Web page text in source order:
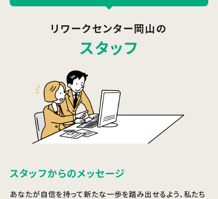
リワークセンター岡山の
スタッフ
スタッフからのメッセージ
あなたが自信を持って新たな一歩を踏み出せるよう、私たち